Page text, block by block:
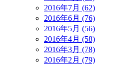
2016年7月 (62)
2016年6月 (76)
2016年5月 (56)
2016年4月 (58)
2016年3月 (78)
2016年2月 (79)